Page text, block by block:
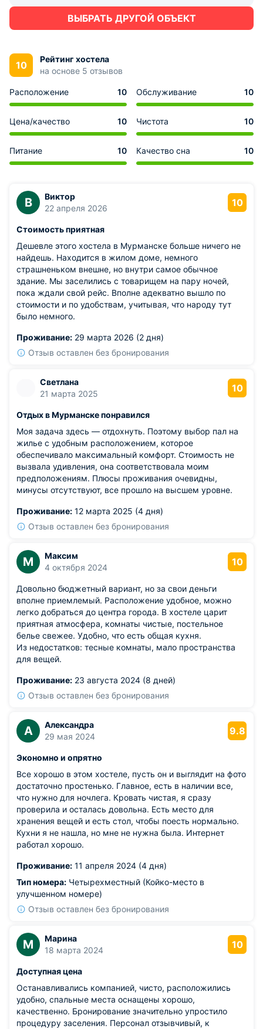
ВЫБРАТЬ ДРУГОЙ ОБЪЕКТ
10
Рейтинг хостела
на основе 5 отзывов
Расположение 10 Обслуживание 10
Цена/качество 10 Чистота 10
Питание 10 Качество сна 10
В
Виктор
22 апреля 2026
10
Стоимость приятная
Дешевле этого хостела в Мурманске больше ничего не
найдешь. Находится в жилом доме, немного
страшненьком внешне, но внутри самое обычное
здание. Мы заселились с товарищем на пару ночей,
пока ждали свой рейс. Вполне адекватно вышло по
стоимости и по удобствам, учитывая, что народу тут
было немного.
Проживание: 29 марта 2026 (2 дня)
Отзыв оставлен без бронирования
Светлана
21 марта 2025
10
Отдых в Мурманске понравился
Моя задача здесь — отдохнуть. Поэтому выбор пал на
жилье с удобным расположением, которое
обеспечивало максимальный комфорт. Стоимость не
вызвала удивления, она соответствовала моим
предположениям. Плюсы проживания очевидны,
минусы отсутствуют, все прошло на высшем уровне.
Проживание: 12 марта 2025 (4 дня)
Отзыв оставлен без бронирования
М
Максим
4 октября 2024
10
Довольно бюджетный вариант, но за свои деньги
вполне приемлемый. Расположение удобное, можно
легко добраться до центра города. В хостеле царит
приятная атмосфера, комнаты чистые, постельное
белье свежее. Удобно, что есть общая кухня.
Из недостатков: тесные комнаты, мало пространства
для вещей.
Проживание: 23 августа 2024 (8 дней)
Отзыв оставлен без бронирования
А
Александра
29 мая 2024
9.8
Экономно и опрятно
Все хорошо в этом хостеле, пусть он и выглядит на фото
достаточно простенько. Главное, есть в наличии все,
что нужно для ночлега. Кровать чистая, я сразу
проверила и осталась довольна. Есть место для
хранения вещей и есть стол, чтобы поесть нормально.
Кухни я не нашла, но мне не нужна была. Интернет
работал хорошо.
Проживание: 11 апреля 2024 (4 дня)
Тип номера: Четырехместный (Койко-место в
улучшенном номере)
Отзыв оставлен без бронирования
М
Марина
18 марта 2024
10
Доступная цена
Останавливались компанией, чисто, расположились
удобно, спальные места оснащены хорошо,
качественно. Бронирование значительно упростило
процедуру заселения. Персонал отзывчивый, к